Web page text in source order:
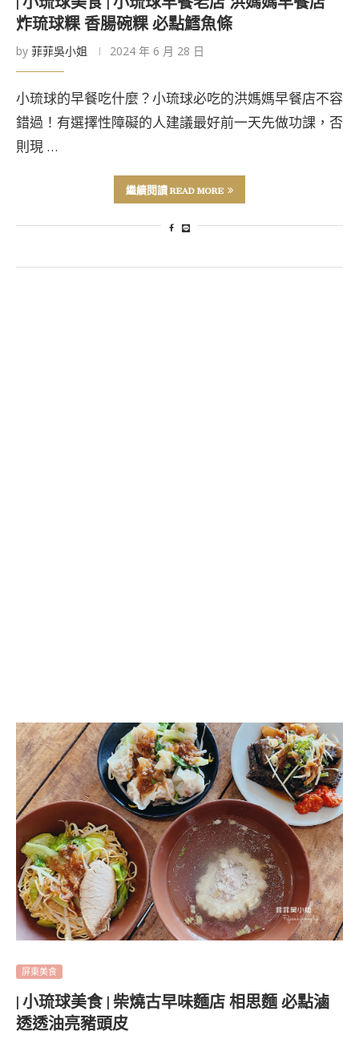
炸琉球粿 香腸碗粿 必點鱈魚條
by 菲菲吳小姐 2024 年 6 月 28 日
小琉球的早餐吃什麼？小琉球必吃的洪媽媽早餐店不容
錯過！有選擇性障礙的人建議最好前一天先做功課，否
則現 …
繼續閱讀 READ MORE
屏東美食
| 小琉球美食 | 柴燒古早味麵店 相思麵 必點滷
透透油亮豬頭皮